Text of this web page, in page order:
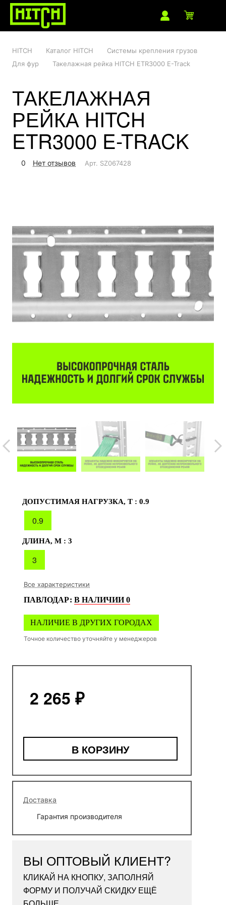
HITCH Каталог HITCH
Системы крепления грузов
Для фур
Такелажная рейка HITCH ETR3000 E-Track
ТАКЕЛАЖНАЯ
РЕЙКА HITCH
ETR3000 E-TRACK
0 Нет отзывов Арт. SZ067428
ДОПУСТИМАЯ НАГРУЗКА, Т : 0.9
0.9
ДЛИНА, М : 3
3
Все характеристики
ПАВЛОДАР: В НАЛИЧИИ0
НАЛИЧИЕ В ДРУГИХ ГОРОДАХ
Точное количество уточняйте у менеджеров
2 265 ₽
В КОРЗИНУ
Доставка
Гарантия производителя
ВЫ ОПТОВЫЙ КЛИЕНТ?
КЛИКАЙ НА КНОПКУ, ЗАПОЛНЯЙ
ФОРМУ И ПОЛУЧАЙ СКИДКУ ЕЩЁ